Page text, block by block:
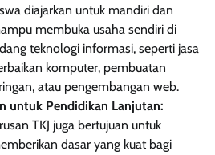
diajarkan untuk mandiri dan
membuka usaha sendiri di
teknologi informasi, seperti jasa
komputer, pembuatan
atau pengembangan web.
untuk Pendidikan Lanjutan:
TKJ juga bertujuan untuk
dasar yang kuat bagi